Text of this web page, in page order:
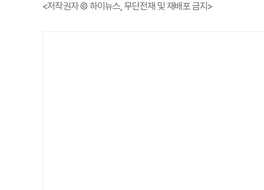
<저작권자 © 하이뉴스, 무단전재 및 재배포 금지>